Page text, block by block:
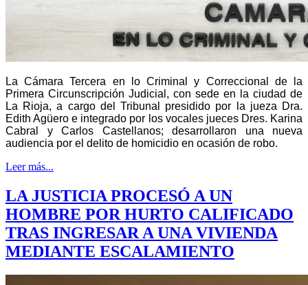
La Cámara Tercera en lo Criminal y Correccional de la
Primera Circunscripción Judicial, con sede en la ciudad de
La Rioja, a cargo del Tribunal presidido por la jueza Dra.
Edith Agüero e integrado por los vocales jueces Dres. Karina
Cabral y Carlos Castellanos; desarrollaron una nueva
audiencia por el delito de homicidio en ocasión de robo.
Leer más...
LA JUSTICIA PROCESÓ A UN
HOMBRE POR HURTO CALIFICADO
TRAS INGRESAR A UNA VIVIENDA
MEDIANTE ESCALAMIENTO